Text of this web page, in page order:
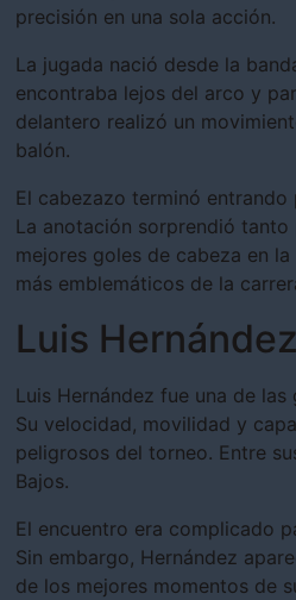
precisión en una sola acción.
La jugada nació desde la
encontraba lejos del arco y
delantero realizó un
balón.
El cabezazo terminó
La anotación sorprendió
mejores goles de cabeza en
más emblemáticos de la
Luis
Luis Hernández fue una de
Su velocidad, movilidad y
peligrosos del torneo. Entre
Bajos.
El encuentro era complicado
Sin embargo, Hernández
de los mejores momentos de